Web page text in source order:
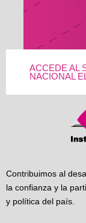
ACCEDE AL
NACIONAL
Contribuimos al
la confianza y la
y política del país.